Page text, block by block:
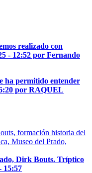
realizado con
- 12:52 por Fernando
ha permitido entender
por RAQUEL
Dirk Bouts. Tríptico
15:57